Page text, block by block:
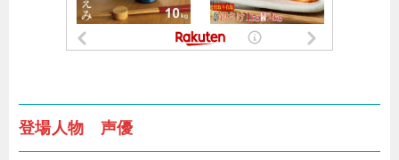
登場人物 声優